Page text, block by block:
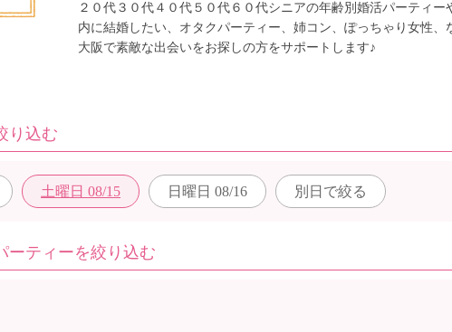
２０代３０代４０代５０代６０代シニアの年齢別婚活パーティ
内に結婚したい、オタクパーティー、姉コン、ぽっちゃり女性、
大阪で素敵な出会いをお探しの方をサポートします♪
り込む
土曜日 08/15 日曜日 08/16 別日で絞る
ーティーを絞り込む